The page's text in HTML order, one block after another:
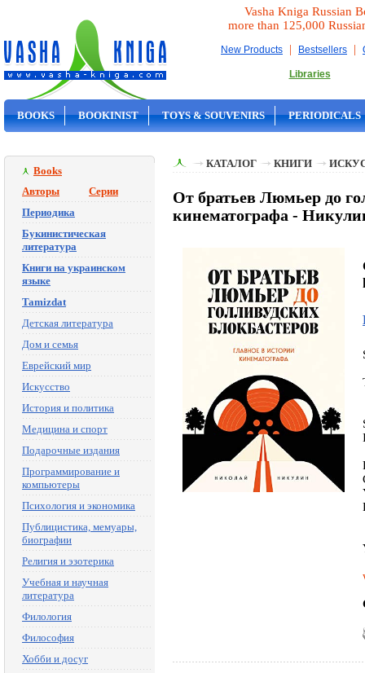
Vasha Kniga Russian
more than 125,000
New Products | Bestsellers |
Libraries
BOOKS BOOKINIST TOYS & SOUVENIRS PERIODICALS
Books
Авторы
Серии
Периодика
Букинистическая
литература
Книги на украинском
языке
Tamizdat
Детская литература
Дом и семья
Еврейский мир
Искусство
История и политика
Медицина и спорт
Подарочные издания
Программирование и
компьютеры
Психология и экономика
Публицистика, мемуары,
биографии
Религия и эзотерика
Учебная и научная
литература
Филология
Философия
Хобби и досуг
КАТАЛОГ КНИГИ
От братьев Люмьер до
кинематографа -